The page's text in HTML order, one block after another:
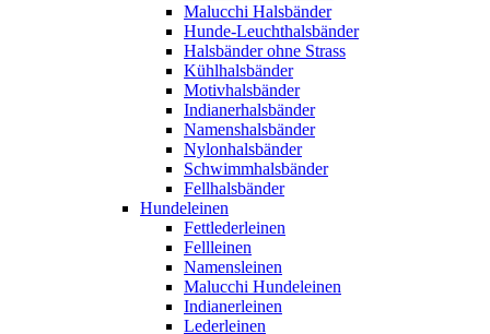
Malucchi Halsbänder
Hunde-Leuchthalsbänder
Halsbänder ohne Strass
Kühlhalsbänder
Motivhalsbänder
Indianerhalsbänder
Namenshalsbänder
Nylonhalsbänder
Schwimmhalsbänder
Fellhalsbänder
Hundeleinen
Fettlederleinen
Fellleinen
Namensleinen
Malucchi Hundeleinen
Indianerleinen
Lederleinen